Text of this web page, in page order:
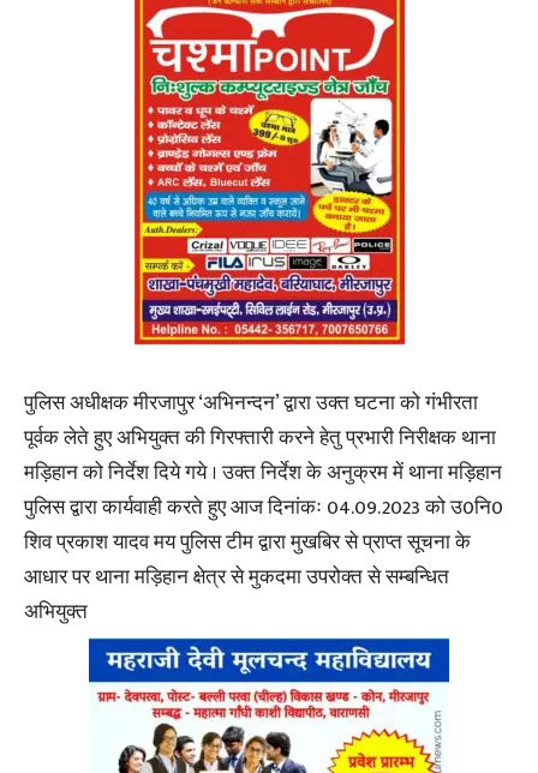
पुलिस अधीक्षक मीरजापुर ‘अभिनन्दन’ द्वारा उक्त घटना को गंभीरता
पूर्वक लेते हुए अभियुक्त की गिरफ्तारी करने हेतु प्रभारी निरीक्षक थाना
मड़िहान को निर्देश दिये गये । उक्त निर्देश के अनुक्रम में थाना मड़िहान
पुलिस द्वारा कार्यवाही करते हुए आज दिनांकः 04.09.2023 को उ0नि0
शिव प्रकाश यादव मय पुलिस टीम द्वारा मुखबिर से प्राप्त सूचना के
आधार पर थाना मड़िहान क्षेत्र से मुकदमा उपरोक्त से सम्बन्धित
अभियुक्त